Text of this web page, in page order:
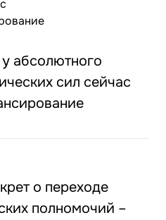
абсолютного
сил сейчас
о переходе
полномочий –